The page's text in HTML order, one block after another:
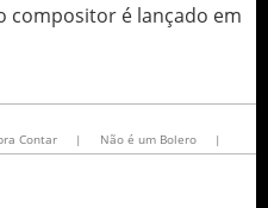
compositor é lançado em
Contar | Não é um Bolero |